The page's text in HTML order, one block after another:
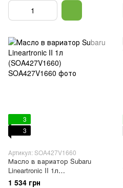
3
3
Артикул: SOA427V1660
Масло в вариатор Subaru
Lineartronic II 1л
(SOA427V1660)
1 534 грн